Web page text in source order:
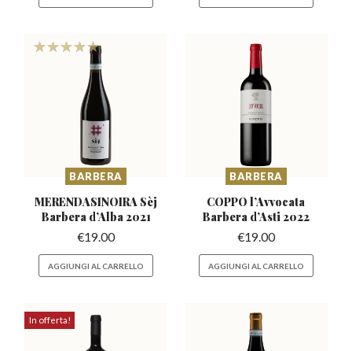
BARBERA
MERENDASINOIRA Sèj
Barbera d’Alba 2021
€19.00
AGGIUNGI AL CARRELLO
BARBERA
COPPO l’Avvocata
Barbera d’Asti 2022
€19.00
AGGIUNGI AL CARRELLO
In offerta!